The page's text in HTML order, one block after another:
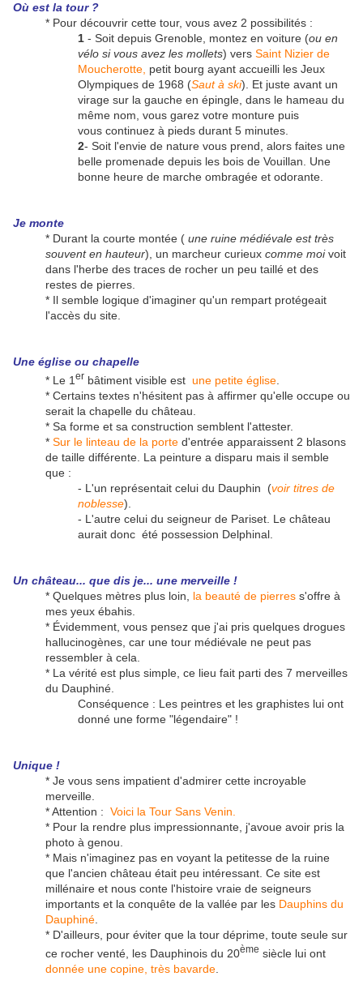
Où est la tour ?
* Pour découvrir cette tour, vous avez 2 possibilités :
1 - Soit depuis Grenoble, montez en voiture (ou en
vélo si vous avez les mollets) vers Saint Nizier de
Moucherotte petit bourg ayant accueilli les Jeux
Olympiques de 1968 (Saut à ski). Et juste avant un
virage sur la gauche en épingle, dans le hameau du
même nom, vous garez votre monture puis
vous continuez à pieds durant 5 minutes.
2- Soit l'envie de nature vous prend, alors faites une
belle promenade depuis les bois de Vouillan. Une
bonne heure de marche ombragée et odorante.
Je monte
* Durant la courte montée ( une ruine médiévale est très
souvent en hauteur), un marcheur curieux comme moivoit
dans l'herbe des traces de rocher un peu taillé et des
restes de pierres.
* Il semble logique d'imaginer qu'un rempart protégeait
l'accès du site.
Une église ou chapelle
* Le 1 er bâtiment visible est une petite église
* Certains textes n'hésitent pas à affirmer qu'elle occupe ou
serait la chapelle du château.
* Sa forme et sa construction semblent l'attester.
* Sur le linteau de la porte d'entrée apparaissent 2 blasons
de taille différente. La peinture a disparu mais il semble
que :
- L'un représentait celui du Dauphin (voir titres de
noblesse).
- L'autre celui du seigneur de Pariset. Le château
aurait donc été possession Delphinal.
Un château... que dis je... une merveille !
* Quelques mètres plus loin, la beauté de pierres s'offre à
mes yeux ébahis.
* Évidemment, vous pensez que j'ai pris quelques drogues
hallucinogènes, car une tour médiévale ne peut pas
ressembler à cela.
* La vérité est plus simple, ce lieu fait parti des 7 merveilles
du Dauphiné.
Conséquence : Les peintres et les graphistes lui ont
donné une forme "légendaire" !
Unique !
* Je vous sens impatient d'admirer cette incroyable
merveille.
* Attention : Voici la Tour Sans Venin.
* Pour la rendre plus impressionnante, j'avoue avoir pris la
photo à genou.
* Mais n'imaginez pas en voyant la petitesse de la ruine
que l'ancien château était peu intéressant. Ce site est
millénaire et nous conte l'histoire vraie de seigneurs
importants et la conquête de la vallée par les Dauphins du
Dauphiné
* D'ailleurs, pour éviter que la tour déprime, toute seule sur
ce rocher venté, les Dauphinois du 20ème siècle lui ont
donnée une copine, très bavarde